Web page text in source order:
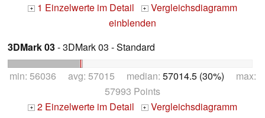
+ 1 Einzelwerte im Detail + Vergleichsdiagramm
einblenden
3DMark 03- 3DMark 03 - Standard
min: 56036 avg: 57015 median: 57014.5 (30%) max:
57993 Points
+ 2 Einzelwerte im Detail + Vergleichsdiagramm